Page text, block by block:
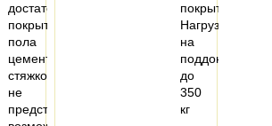
достаточное
покрытие
пола
цементной
стяжкой
не
представляется
покрытие
Нагрузка
на
поддон
до
350
кг